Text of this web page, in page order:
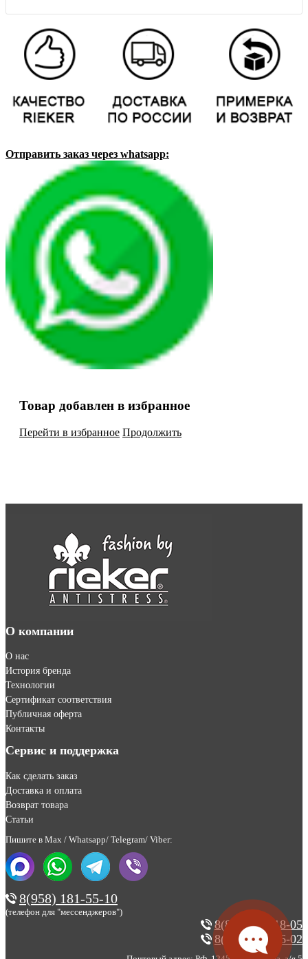
Отправить заказ через whatsapp:
Товар добавлен в избранное
Перейти в избранное Продолжить
О компании
О нас
История бренда
Технологии
Сертификат соответствия
Публичная оферта
Контакты
Сервис и поддержка
Как сделать заказ
Доставка и оплата
Возврат товара
Статьи
Пишите в Max / Whatsapp/ Telegram/ Viber:
8(958) 181-55-10
(телефон для "мессенджеров")
8(800) 200-18-05
8(495) 123-46-02